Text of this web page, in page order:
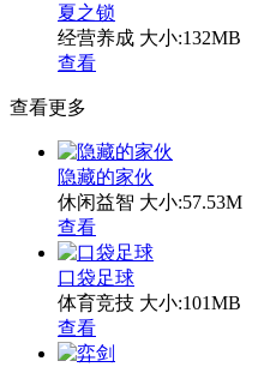
夏之锁
经营养成 大小:132MB
查看
查看更多
隐藏的家伙
休闲益智 大小:57.53M
查看
口袋足球
体育竞技 大小:101MB
查看